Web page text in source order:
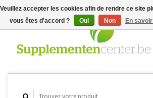
Veuillez accepter les cookies afin de rendre ce site
vous êtes d'accord ?
Oui Non En